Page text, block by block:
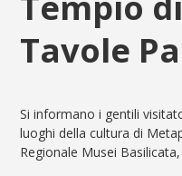
Tavole
Si informano i gentili
luoghi della cultura di
Regionale Musei